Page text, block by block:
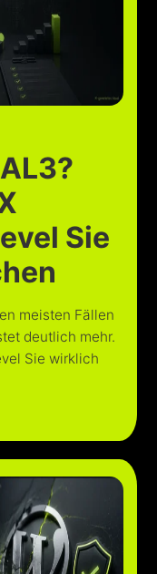
Sie
meisten Fällen
deutlich mehr.
Sie wirklich